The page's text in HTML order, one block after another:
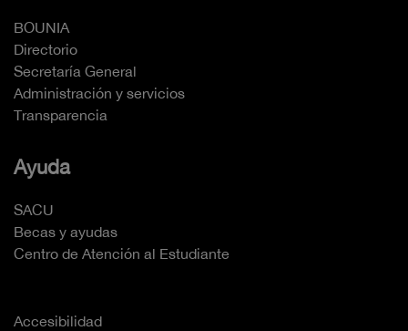
BOUNIA
Directorio
Secretaría General
Administración y servicios
Transparencia
Ayuda
SACU
Becas y ayudas
Centro de Atención al Estudiante
Accesibilidad